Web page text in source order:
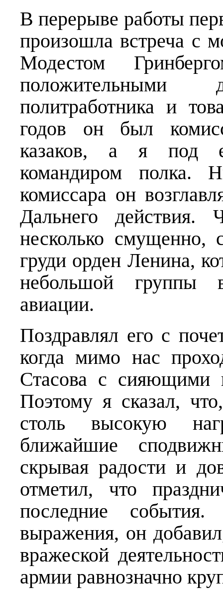
В перерыве работы
произошла встреча с
Модестом
положительными
политработника и
годов он был
казаков, а я под
командиром полка.
комиссара он
Дальнего действия.
несколько
груди орден Ленина,
небольшой группы
авиации.
Поздравлял его с
когда мимо нас
Стасова с сияющими
Поэтому я сказал,
столь высокую
ближайшие
скрывая радости и
отметил, что
последние
выражения, он
вражеской
армии равнозначно